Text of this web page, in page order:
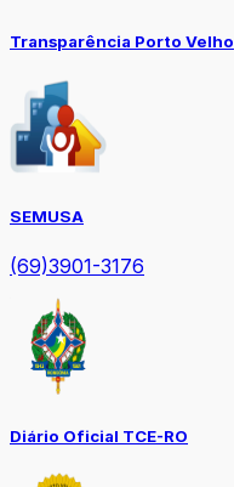
Transparência Porto Velho
SEMUSA
(69)3901-3176
Diário Oficial TCE-RO